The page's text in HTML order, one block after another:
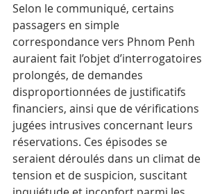
Selon le communiqué, certains
passagers en simple
correspondance vers Phnom Penh
auraient fait l’objet d’interrogatoires
prolongés, de demandes
disproportionnées de justificatifs
financiers, ainsi que de vérifications
jugées intrusives concernant leurs
réservations. Ces épisodes se
seraient déroulés dans un climat de
tension et de suspicion, suscitant